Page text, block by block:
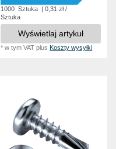
1000 Sztuka | 0,31 zł /
Sztuka
Wyświetlaj artykuł
*w tym VAT plusKoszty wysyłki